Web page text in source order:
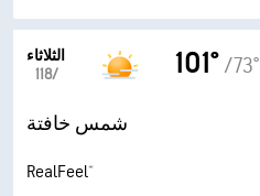
الثلاثاء
11‏/‏8
101° /73°
شمس خافتة
RealFeel®